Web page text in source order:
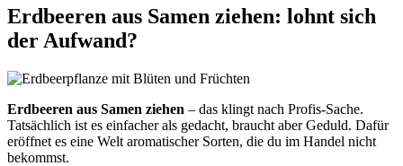
Erdbeeren aus Samen ziehen: lohnt sich
der Aufwand?
Erdbeeren aus Samen ziehen – das klingt nach Profis-Sache.
Tatsächlich ist es einfacher als gedacht, braucht aber Geduld. Dafür
eröffnet es eine Welt aromatischer Sorten, die du im Handel nicht
bekommst.